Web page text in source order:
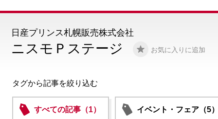
ニスモＰステージ お気に入りに追加
日産プリンス札幌販売株式会社
タグから記事を絞り込む
すべての記事（1） イベント・フェア（5